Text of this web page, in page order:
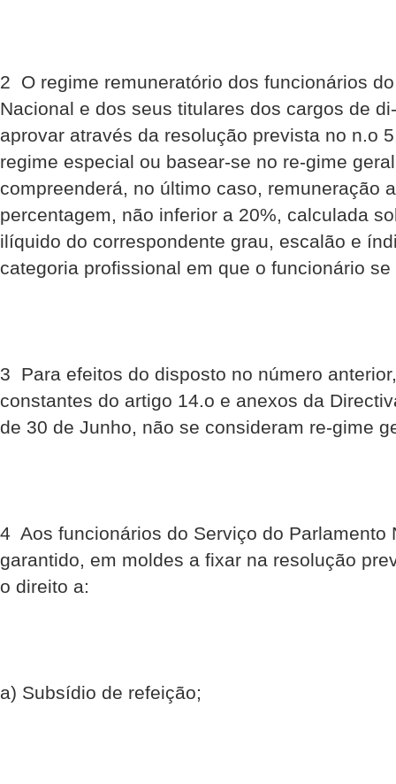
2  O regime remuneratório dos funcionários
Nacional e dos seus titulares dos cargos de
aprovar através da resolução prevista no n.o
regime especial ou basear-se no re-gime
compreenderá, no último caso, remuneração
percentagem, não inferior a 20%, calculada
ilíquido do correspondente grau, escalão e
categoria profissional em que o funcionário se
3  Para efeitos do disposto no número
constantes do artigo 14.o e anexos da
de 30 de Junho, não se consideram re-gime
4  Aos funcionários do Serviço do
garantido, em moldes a fixar na resolução
o direito a:
a) Subsídio de refeição;